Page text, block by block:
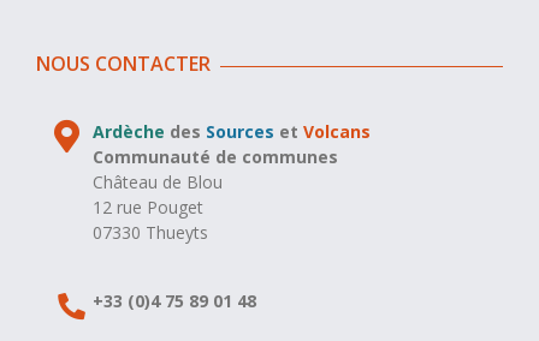
NOUS CONTACTER
Ardèche des Sources etVolcans
Communauté de communes
Château de Blou
12 rue Pouget
07330 Thueyts
+33 (0)4 75 89 01 48